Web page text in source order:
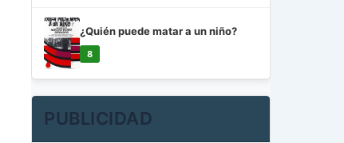
¿Quién puede matar a un niño?
8
PUBLICIDAD